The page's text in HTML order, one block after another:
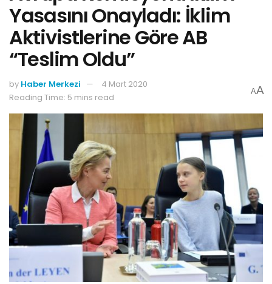
Yasasını Onayladı: İklim
Aktivistlerine Göre AB
“Teslim Oldu”
by Haber Merkezi
4 Mart 2020
Reading Time: 5 mins read
AA